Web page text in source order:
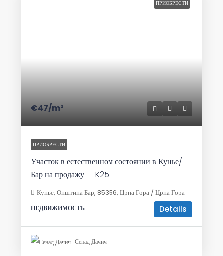
ПРИОБРЕСТИ
€47/m²
ПРИОБРЕСТИ
Участок в естественном состоянии в Кунье/
Бар на продажу — K25
Кунье, Општина Бар, 85356, Црна Гора / Црна Гора
НЕДВИЖИМОСТЬ Details
Сенад Дачич